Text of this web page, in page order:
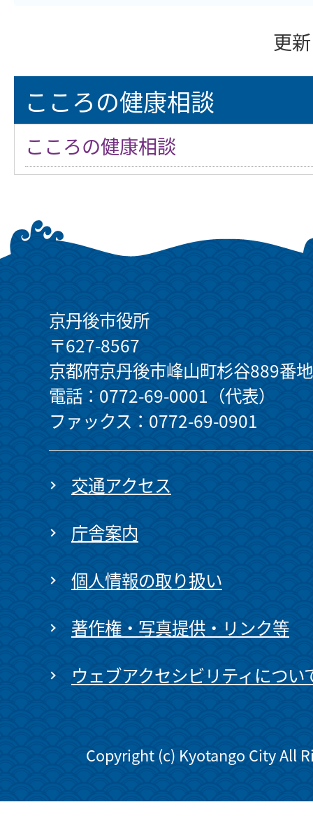
更
こころの健康相談
こころの健康相談
京丹後市役所
〒627-8567
京都府京丹後市峰山町杉谷889番地
電話：0772-69-0001（代表）
ファックス：0772-69-0901
交通アクセス
庁舎案内
個人情報の取り扱い
著作権・写真提供・リンク等
ウェブアクセシビリティについ
Copyright (c) Kyotango City All